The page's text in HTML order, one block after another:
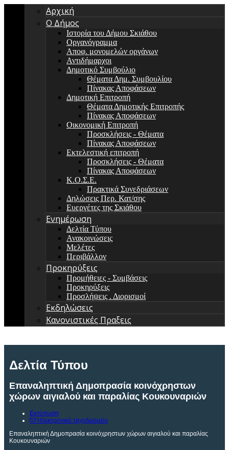
Αρχική
Ο Δήμος
Ιστορία του Δήμου Σκιάθου
Οργανόγραμμα
Αποφ. μονομελών οργάνων
Αντιδήμαρχοι
Δημοτικό Συμβούλιο
Θέματα Δημ. Συμβουλίου
Πίνακας Αποφάσεων
Δημοτική Επιτροπή
Θέματα Δημοτικής Επιτροπής
Πίνακας Αποφάσεων
Οικονομική Επιτροπή
Προσκλήσεις - Θέματα
Πίνακας Αποφάσεων
Εκτελεστική επιτροπή
Προσκλήσεις - Θέματα
Πίνακας Αποφάσεων
Κ.Ο.Σ.Ε.
Πρακτικά Συνεδριάσεων
Δηλώσεις Περ. Κατ/σης
Ευεργέτες της Σκιάθου
Ενημέρωση
Δελτία Τύπου
Ανακοινώσεις
Μελέτες
Περιβάλλον
Προκηρύξεις
Προμήθειες - Συμβάσεις
Προκηρύξεις
Προσλήψεις . Διορισμοί
Εκδηλώσεις
Κανονιστικές Πραξεις
Δελτία Τύπου
Επαναληπτική Δημοπρασία κοινόχρηστων
χώρων αιγιαλού και παραλίας Κουκουναριών
Εκτύπωση
Ηλεκτρονικό ταχυδρομείο
Επαναληπτική Δημοπρασία κοινόχρηστων χώρων αιγιαλού και παραλίας
Κουκουναριών